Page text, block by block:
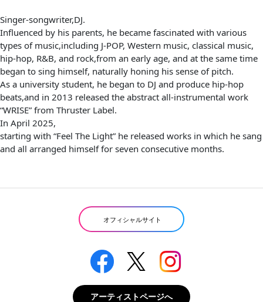
Singer-songwriter,DJ.
Influenced by his parents, he became fascinated with various
types of music,including J-POP, Western music, classical music,
hip-hop, R&B, and rock,from an early age, and at the same time
began to sing himself, naturally honing his sense of pitch.
As a university student, he began to DJ and produce hip-hop
beats,and in 2013 released the abstract all-instrumental work
“WRISE” from Thruster Label.
In April 2025,
starting with “Feel The Light” he released works in which he sang
and all arranged himself for seven consecutive months.
オフィシャルサイト
アーティストページへ